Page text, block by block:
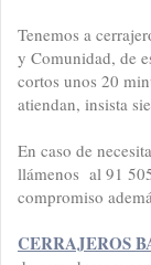
Tenemos a
y Comunidad, de
cortos unos 20
atiendan, insista
En caso de
llámenos al 91
compromiso
CERRAJEROS